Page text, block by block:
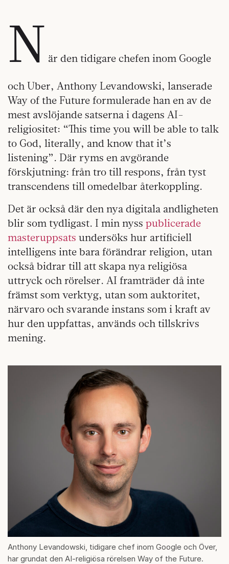
N är den tidigare chefen inom Google
och Uber, Anthony Levandowski, lanserade
Way of the Future formulerade han en av de
mest avslöjande satserna i dagens AI-
religiositet: “This time you will be able to talk
to God, literally, and know that it’s
listening”. Där ryms en avgörande
förskjutning: från tro till respons, från tyst
transcendens till omedelbar återkoppling.
Det är också där den nya digitala andligheten
blir som tydligast. I min nyss publicerade
masteruppsats undersöks hur artificiell
intelligens inte bara förändrar religion, utan
också bidrar till att skapa nya religiösa
uttryck och rörelser. AI framträder då inte
främst som verktyg, utan som auktoritet,
närvaro och svarande instans som i kraft av
hur den uppfattas, används och tillskrivs
mening.
Anthony Levandowski, tidigare chef inom Google och Över,
har grundat den AI-religiösa rörelsen Way of the Future.